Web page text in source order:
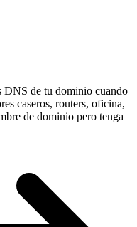
DNS de tu dominio cuando
caseros, routers, oficina,
de dominio pero tenga